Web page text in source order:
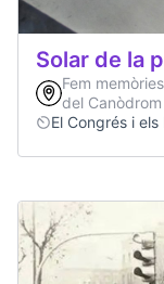
Solar de la
Fem
del Canòdrom
El Congrés i els